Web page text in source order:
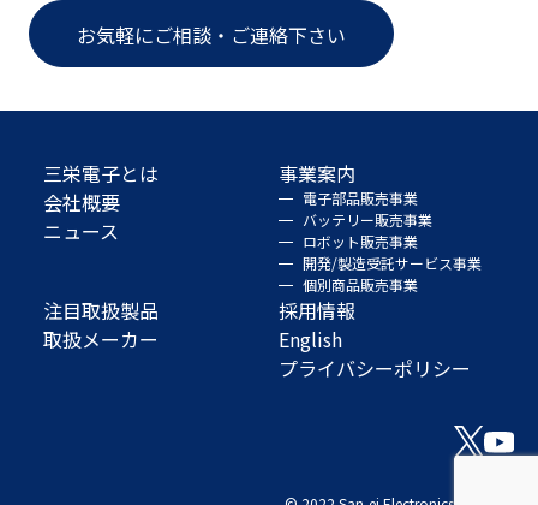
お気軽にご相談・ご連絡下さい
三栄電子とは
会社概要
ニュース
事業案内
電子部品販売事業
バッテリー販売事業
ロボット販売事業
開発/製造受託サービス事業
個別商品販売事業
注目取扱製品
取扱メーカー
採用情報
English
プライバシーポリシー